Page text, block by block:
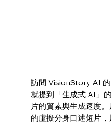
訪問 VisionStory AI
就提到「生成式 AI」
片的質素與生成速度
的虛擬分身口述短片